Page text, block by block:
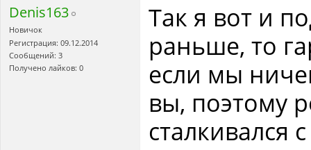
Denis163
Новичок
Регистрация: 09.12.2014
Сообщений: 3
Получено лайков: 0
Так я вот и
раньше, то
если мы
вы, поэтому
сталкивался